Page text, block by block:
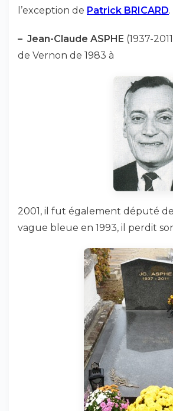
l’exception de Patrick BRICARD.
– Jean-Claude ASPHE (1937-
de Vernon de 1983 à
2001, il fut également député
vague bleue en 1993, il perdit